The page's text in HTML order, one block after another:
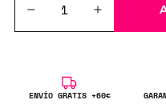
ENVÍO GRATIS +60€